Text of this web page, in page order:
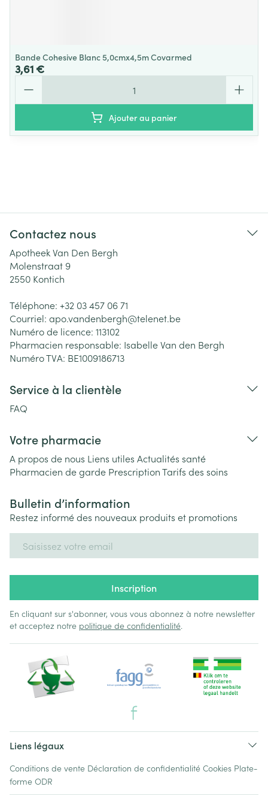
Bande Cohesive Blanc 5,0cmx4,5m Covarmed
3,61 €
Ajouter au panier
Contactez nous
Apotheek Van Den Bergh
Molenstraat 9
2550 Kontich
Téléphone: +32 03 457 06 71
Courriel: apo.vandenbergh@telenet.be
Numéro de licence: 113102
Pharmacien responsable: Isabelle Van den Bergh
Numéro TVA: BE1009186713
Service à la clientèle
FAQ
Votre pharmacie
A propos de nous Liens utiles Actualités santé
Pharmacien de garde PrescriptionTarifs des soins
Bulletin d’information
Restez informé des nouveaux produits et promotions
Inscription
En cliquant sur s'abonner, vous vous abonnez à notre newsletter
et acceptez notre politique de confidentialité.
Liens légaux
Conditions de vente Déclaration de confidentialité Cookies Plate-
forme ODR